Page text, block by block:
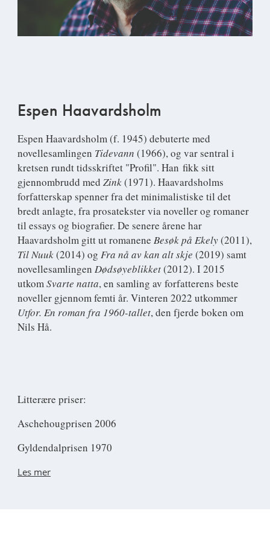
Espen Haavardsholm
Espen Haavardsholm(f. 1945) debuterte med
novellesamlingen Tidevann (1966), og var sentral i
kretsen rundt tidsskriftet "Profil". Han fikk sitt
gjennombrudd med Zink(1971). Haavardsholms
forfatterskap spenner fra det minimalistiske til det
bredt anlagte, fra prosatekster via noveller og romaner
til essays og biografier. De senere årene har
Haavardsholm gitt ut romanene Besøk på Ekely(2011),
Til Nuuk(2014) og Fra nå av kan alt skje (2019) samt
novellesamlingen Dødsøyeblikket(2012). I 2015
utkomSvarte natta, en samling av forfatterens beste
noveller gjennom femti år. Vinteren 2022 utkommer
Utfor. En roman fra 1960-tallet, den fjerde boken om
Nils Hå.
Litterære priser:
Aschehougprisen 2006
Gyldendalprisen 1970
Les mer